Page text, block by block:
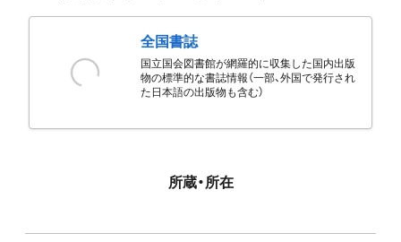
全国書誌
国立国会図書館が網羅的に収集した国内出版
物の標準的な書誌情報（一部、外国で発行され
た日本語の出版物も含む）
所蔵・所在